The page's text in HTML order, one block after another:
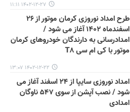
۱۴۰۲-۱۲-۲۷ ۱۱:۱۱
طرح امداد نوروزی کرمان موتور از ۲۶
اسفندماه ۱۴۰۲ آغاز می شود /
امدادرسانی به دارندگان خودروهای کرمان
موتور با کی ام سی T۸
۱۴۰۲-۱۲-۲۲ ۱۳:۰۷
امداد نوروزی سایپا از ۲۴ اسفند آغاز می
شود / نصب آپشن از سوی ۵۴۷ ناوگان
امدادی